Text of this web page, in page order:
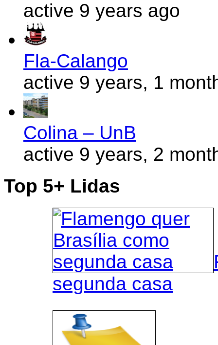
active 9 years ago
Fla-Calango
active 9 years, 1
Colina – UnB
active 9 years, 2
Top 5+ Lidas
segunda casa